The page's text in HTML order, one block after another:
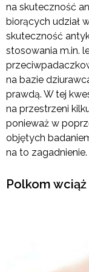
na skuteczność
biorących udział
skuteczność
stosowania m.in.
na bazie
prawdą. W tej
na przestrzeni
ponieważ w
objętych
na to zagadnienie.
Polkom